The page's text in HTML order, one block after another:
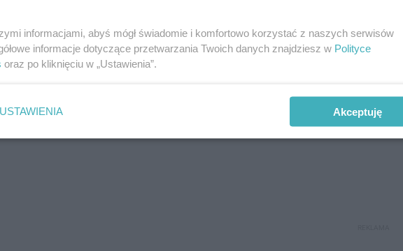
REKLAMA
informacjami, abyś mógł świadomie i komfortowo korzystać z naszych serwisów
informacje dotyczące przetwarzania Twoich danych znajdziesz w Polityce
oraz po kliknięciu w „Ustawienia”.
USTAWIENIA Akceptuję